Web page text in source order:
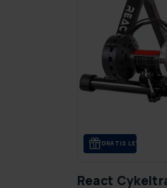
GRA­TIS LE­VE­RANS
React